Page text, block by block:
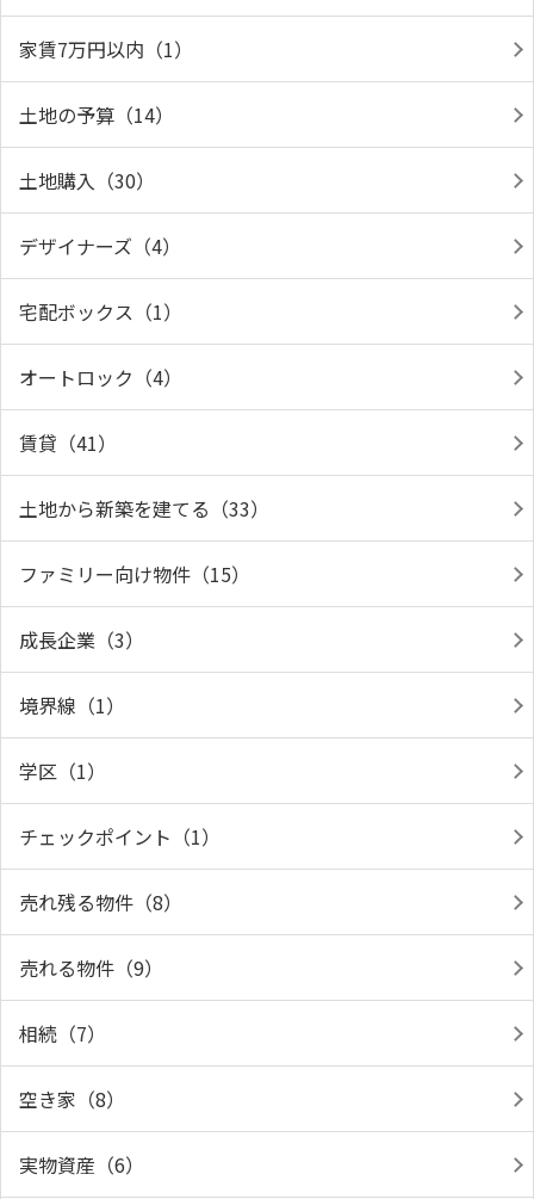
家賃7万円以内（1）
土地の予算（14）
土地購入（30）
デザイナーズ（4）
宅配ボックス（1）
オートロック（4）
賃貸（41）
土地から新築を建てる（33）
ファミリー向け物件（15）
成長企業（3）
境界線（1）
学区（1）
チェックポイント（1）
売れ残る物件（8）
売れる物件（9）
相続（7）
空き家（8）
実物資産（6）